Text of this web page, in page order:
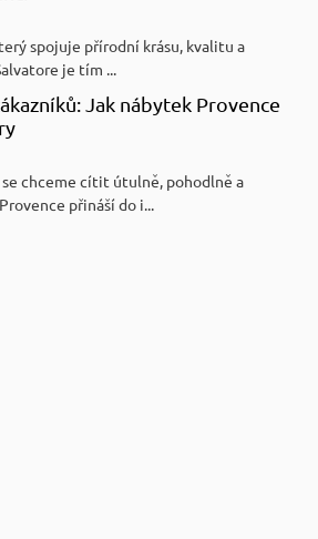
spojuje přírodní krásu, kvalitu a
je tím ...
Jak nábytek Provence
chceme cítit útulně, pohodlně a
přináší do i...